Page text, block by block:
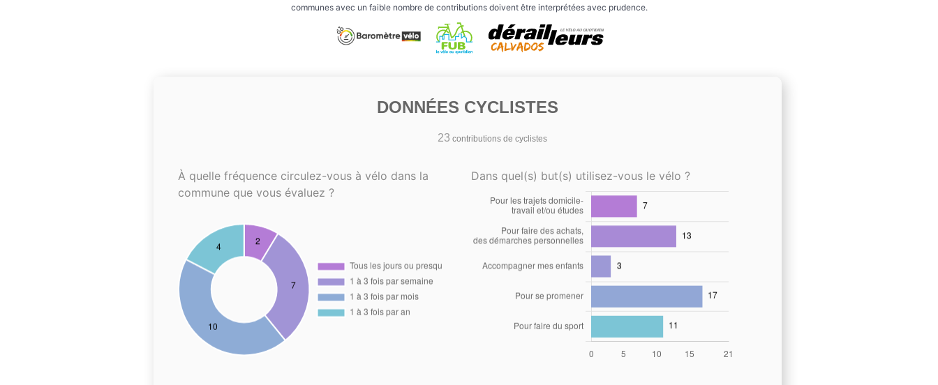
communes avec un faible nombre de contributions doivent être interprétées avec prudence.
DONNÉES CYCLISTES
23 contributions de cyclistes
À quelle fréquence circulez-vous à vélo dans la
commune que vous évaluez ?
Dans quel(s) but(s) utilisez-vous le vélo ?